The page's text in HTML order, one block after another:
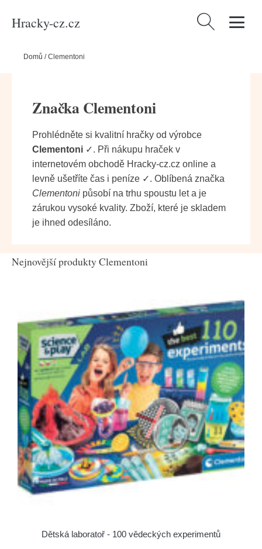
Hracky-cz.cz Vyhledávání
Domů /Clementoni
Značka Clementoni
Prohlédněte si kvalitní hračky od výrobce
Clementoni ✓. Při nákupu hraček v
internetovém obchodě Hracky-cz.cz online a
levně ušetříte čas i peníze ✓. Oblíbená značka
Clementoni působí na trhu spoustu let a je
zárukou vysoké kvality. Zboží, které je skladem
je ihned odesíláno.
Nejnovější produkty Clementoni
Dětská laboratoř - 100 vědeckých experimentů